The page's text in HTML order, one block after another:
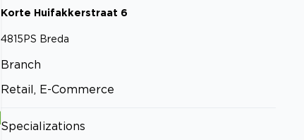
Korte Huifakkerstraat 6
4815PS Breda
Branch
Retail, E-Commerce
Specializations